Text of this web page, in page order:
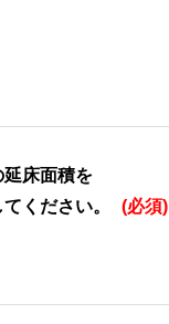
延床面積を
ください。
(必須)